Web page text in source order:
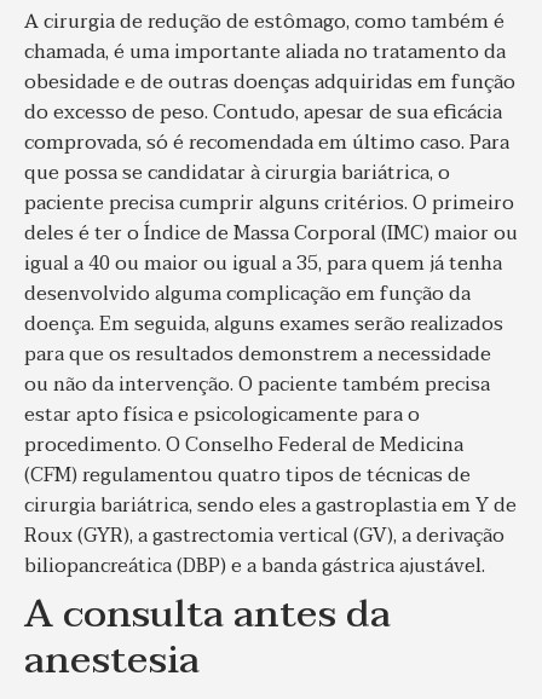
A cirurgia de redução de estômago, como também é
chamada, é uma importante aliada no tratamento da
obesidade e de outras doenças adquiridas em função
do excesso de peso. Contudo, apesar de sua eficácia
comprovada, só é recomendada em último caso. Para
que possa se candidatar à cirurgia bariátrica, o
paciente precisa cumprir alguns critérios. O primeiro
deles é ter o Índice de Massa Corporal (IMC) maior ou
igual a 40 ou maior ou igual a 35, para quem já tenha
desenvolvido alguma complicação em função da
doença. Em seguida, alguns exames serão realizados
para que os resultados demonstrem a necessidade
ou não da intervenção. O paciente também precisa
estar apto física e psicologicamente para o
procedimento. O Conselho Federal de Medicina
(CFM) regulamentou quatro tipos de técnicas de
cirurgia bariátrica, sendo eles a gastroplastia em Y de
Roux (GYR), a gastrectomia vertical (GV), a derivação
biliopancreática (DBP) e a banda gástrica ajustável.
A consulta antes da
anestesia